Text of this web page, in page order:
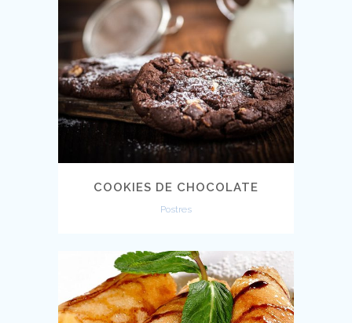
COOKIES DE CHOCOLATE
Postres